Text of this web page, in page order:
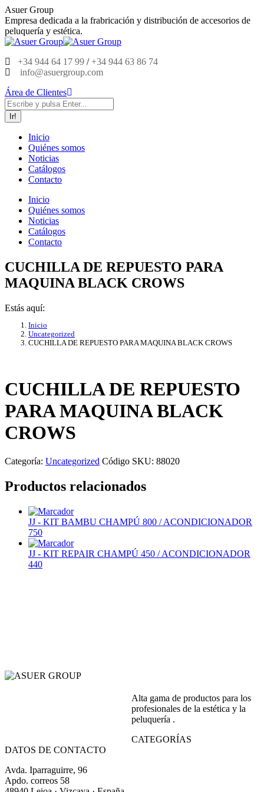
Saltar
al
contenido
Asuer Group
Empresa dedicada a la frabricación y distribución de accesorios de
peluquería y estética.
+34 944 64 17 99 /+34 944 63 86 74
info@asuergroup.com
Área de Clientes
Buscar:
Inicio
Quiénes somos
Noticias
Catálogos
Contacto
Inicio
Quiénes somos
Noticias
Catálogos
Contacto
CUCHILLA DE REPUESTO PARA
MAQUINA BLACK CROWS
Estás aquí:
Inicio
Uncategorized
CUCHILLA DE REPUESTO PARA MAQUINA BLACK CROWS
CUCHILLA DE REPUESTO
PARA MAQUINA BLACK
CROWS
Categoría: Uncategorized Código SKU: 88020
Productos relacionados
JJ - KIT BAMBU CHAMPÚ 800 / ACONDICIONADOR
750
JJ - KIT REPAIR CHAMPÚ 450 / ACONDICIONADOR
440
Alta gama de productos para los
profesionales de la estética y la
peluquería .
CATEGORÍAS
DATOS DE CONTACTO
Avda. Iparraguirre, 96
Apdo. correos 58